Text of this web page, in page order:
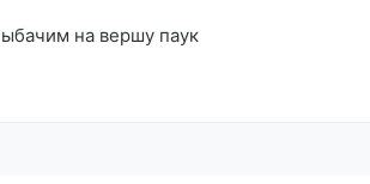
на вершу паук